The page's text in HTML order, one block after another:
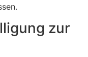
zur